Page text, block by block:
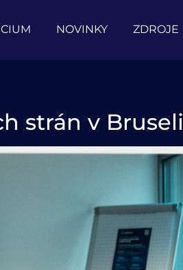
NOVINKY ZDROJE
strán v Bruseli